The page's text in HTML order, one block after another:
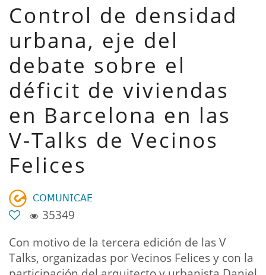
Control de densidad
urbana, eje del
debate sobre el
déficit de viviendas
en Barcelona en las
V-Talks de Vecinos
Felices
𝖢𝖮𝖬𝖴𝖭𝖨𝖢𝖠𝖤
35349
Con motivo de la tercera edición de las V
Talks, organizadas por Vecinos Felices y con la